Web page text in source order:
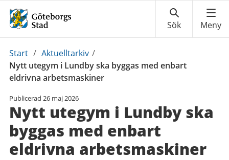
Du
är
här:
Start / Aktuelltarkiv /
Nytt utegym i Lundby ska byggas med enbart
eldrivna arbetsmaskiner
Publicerad 26 maj 2026
Nytt utegym i Lundby ska
byggas med enbart
eldrivna arbetsmaskiner